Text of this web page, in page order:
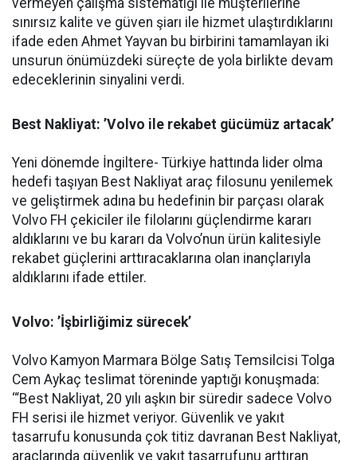
sınırsız kalite ve güven şiarı ile hizmet ulaştırdıklarını
ifade eden Ahmet Yayvan bu birbirini tamamlayan iki
unsurun önümüzdeki süreçte de yola birlikte devam
edeceklerinin sinyalini verdi.
Best Nakliyat: ’Volvo ile rekabet gücümüz artacak’
Yeni dönemde İngiltere- Türkiye hattında lider olma
hedefi taşıyan Best Nakliyat araç filosunu yenilemek
ve geliştirmek adına bu hedefinin bir parçası olarak
Volvo FH çekiciler ile filolarını güçlendirme kararı
aldıklarını ve bu kararı da Volvo’nun ürün kalitesiyle
rekabet güçlerini arttıracaklarına olan inançlarıyla
aldıklarını ifade ettiler.
Volvo: ’İşbirliğimiz sürecek’
Volvo Kamyon Marmara Bölge Satış Temsilcisi Tolga
Cem Aykaç teslimat töreninde yaptığı konuşmada:
‘“Best Nakliyat, 20 yılı aşkın bir süredir sadece Volvo
FH serisi ile hizmet veriyor. Güvenlik ve yakıt
tasarrufu konusunda çok titiz davranan Best Nakliyat,
araçlarında güvenlik ve yakıt tasarrufunu arttıran